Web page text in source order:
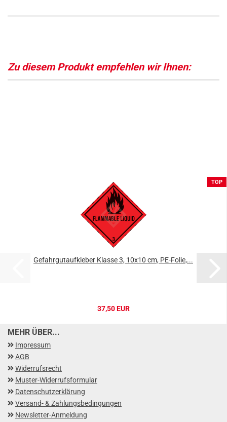
Zu diesem Produkt empfehlen wir Ihnen:
TOP
Gefahrgutaufkleber Klasse 3, 10x10 cm, PE-Folie,...
37,50 EUR
MEHR ÜBER...
Impressum
AGB
Widerrufsrecht
Muster-Widerrufsformular
Datenschutzerklärung
Versand- & Zahlungsbedingungen
Newsletter-Anmeldung